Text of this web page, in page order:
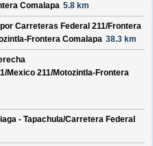
Comalapa 5.8 km
Carreteras Federal 211/Frontera
Frontera Comalapa 38.3 km
Mexico 211/Motozintla-Frontera
- Tapachula/Carretera Federal